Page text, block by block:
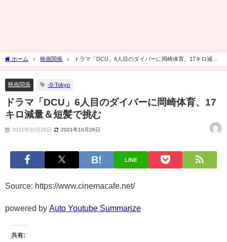
ホーム 映画関係
ドラマ「DCU」6人目のダイバーに岡崎体育、17キロ減量
＆短髪で挑む
映画関係 -0-Tokyo
ドラマ「DCU」6人目のダイバーに岡崎体育、17
キロ減量＆短髪で挑む
2021年10月26日 2021年10月26日
LINE
Source: https://www.cinemacafe.net/
powered by Auto Youtube Summarize
共有: